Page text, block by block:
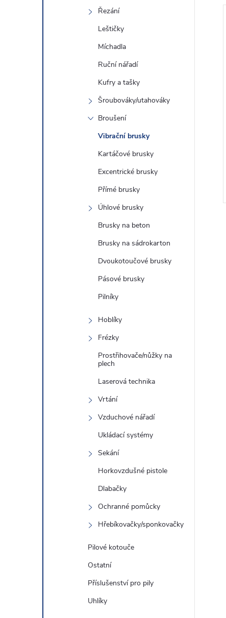
Řezání
Leštičky
Míchadla
Ruční nářadí
Kufry a tašky
Šroubováky/utahováky
Broušení
Vibrační brusky
Kartáčové brusky
Excentrické brusky
Přímé brusky
Úhlové brusky
Brusky na beton
Brusky na sádrokarton
Dvoukotoučové brusky
Pásové brusky
Pilníky
Hoblíky
Frézky
Prostřihovače/nůžky na
plech
Laserová technika
Vrtání
Vzduchové nářadí
Ukládací systémy
Sekání
Horkovzdušné pistole
Dlabačky
Ochranné pomůcky
Hřebíkovačky/sponkovačky
Pilové kotouče
Ostatní
Příslušenství pro pily
Uhlíky
Makita DBO480Z Aku vibrační
bruska Li-ion LXT 18V,bez
2 070 Kč